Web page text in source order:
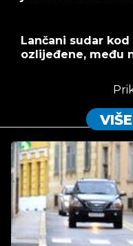
Lančani sudar kod
ozlijeđene, među